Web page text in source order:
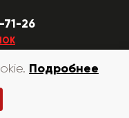
71-26
2026
Подробнее